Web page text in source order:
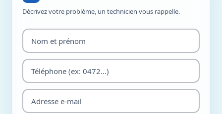
Décrivez votre problème, un technicien vous rappelle.